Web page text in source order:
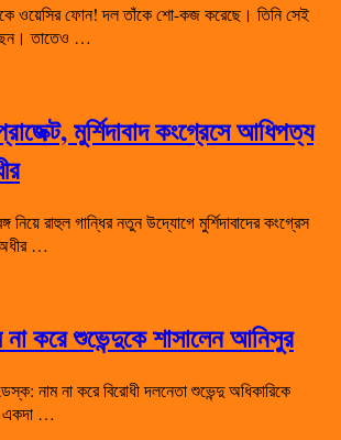
ওয়েসির ফোন! দল তাঁকে শো-কজ করেছে। তিনি সেই
তাতেও …
মুর্শিদাবাদ কংগ্রেসে আধিপত্য
নিয়ে রাহুল গান্ধির নতুন উদ্যোগে মুর্শিদাবাদের কংগ্রেস
অধীর …
করে শুভেন্দুকে শাসালেন আনিসুর
নাম না করে বিরোধী দলনেতা শুভেন্দু অধিকারিকে
একদা …